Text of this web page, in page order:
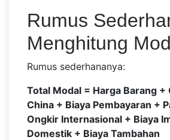
Rumus
Menghitung
Rumus sederhananya:
Total Modal = Harga Barang +
China + Biaya Pembayaran +
Ongkir Internasional + Biaya
Domestik + Biaya Tambahan